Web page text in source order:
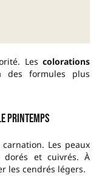
Les colorations
des formules plus
printemps
Les peaux
dorés et cuivrés. À
les cendrés légers.